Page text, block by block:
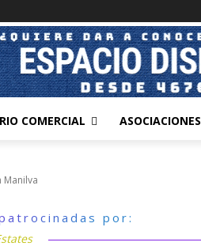
COMERCIAL ASOCIACIONES
Manilva
por: